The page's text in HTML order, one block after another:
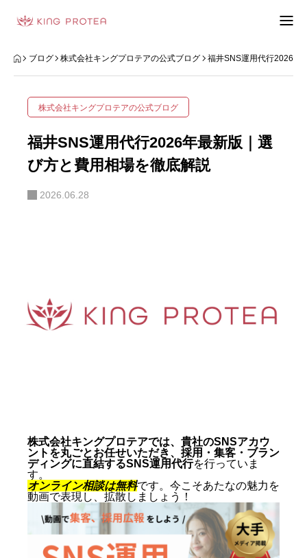
会社概要
利用規約
お問い合わせフォーム
ブログ 株式会社キングプロテアの公式ブログ 福井SNS運用代行2026年
株式会社キングプロテアの公式ブログ
福井SNS運用代行2026年最新版｜選
び方と費用相場を徹底解説
2026.06.28
株式会社キングプロテアでは、貴社のSNSアカウ
ントを丸ごとお任せいただき、採用・集客・ブラン
ディングに直結するSNS運用代行を行っていま
す。
オンライン相談は無料です。今こそあたなの魅力を
動画で表現し、拡散しましょう！